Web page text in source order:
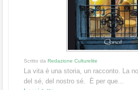
Scritto da Redazione Culturelite
La vita è una storia, un racconto. La
del sé, del nostro sé. È per que...